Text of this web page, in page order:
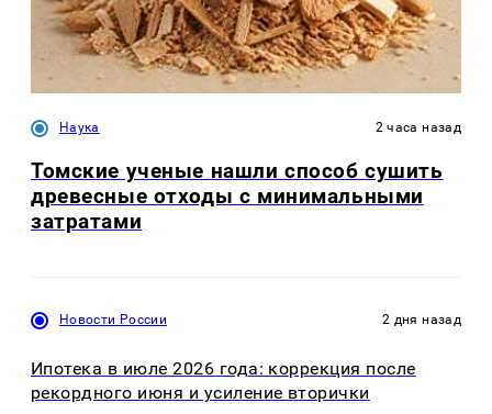
Наука 2 часа назад
Томские ученые нашли способ сушить
древесные отходы с минимальными
затратами
Новости России 2 дня назад
Ипотека в июле 2026 года: коррекция после
рекордного июня и усиление вторички